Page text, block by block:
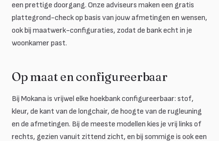
een prettige doorgang. Onze adviseurs maken een gratis
plattegrond-check op basis van jouw afmetingen en wensen,
ook bij maatwerk-configuraties, zodat de bank echt in je
woonkamer past.
Op maat en configureerbaar
Bij Mokana is vrijwel elke hoekbank configureerbaar: stof,
kleur, de kant van de longchair, de hoogte van de rugleuning
en de afmetingen. Bij de meeste modellen kies je vrij links of
rechts, gezien vanuit zittend zicht, en bij sommige is ook een